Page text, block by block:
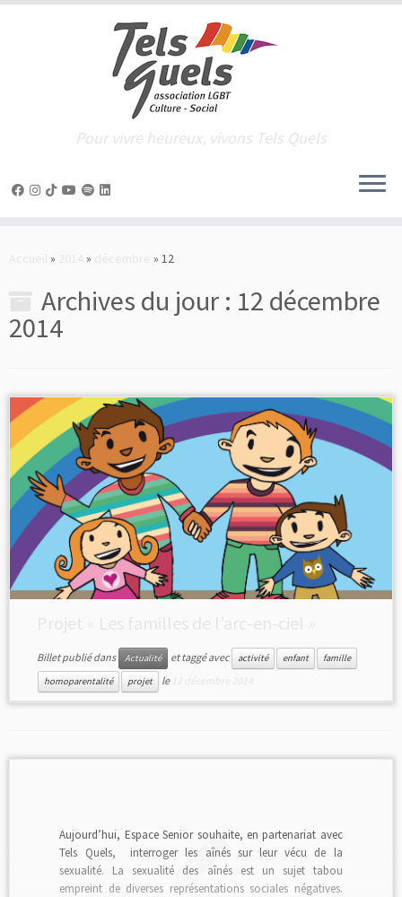
Pour vivre heureux, vivons Tels Quels
» » » 12
Archives du jour : 12 décembre
2014
Projet « Les familles de l’arc-en-ciel »
Billet publié dans Actualité et taggé avec activité enfant
famille
homoparentalité
projet le
Aujourd’hui, Espace Senior souhaite, en partenariat avec
Tels Quels, interroger les aînés sur leur vécu de la
sexualité. La sexualité des aînés est un sujet tabou
empreint de diverses représentations sociales négatives.